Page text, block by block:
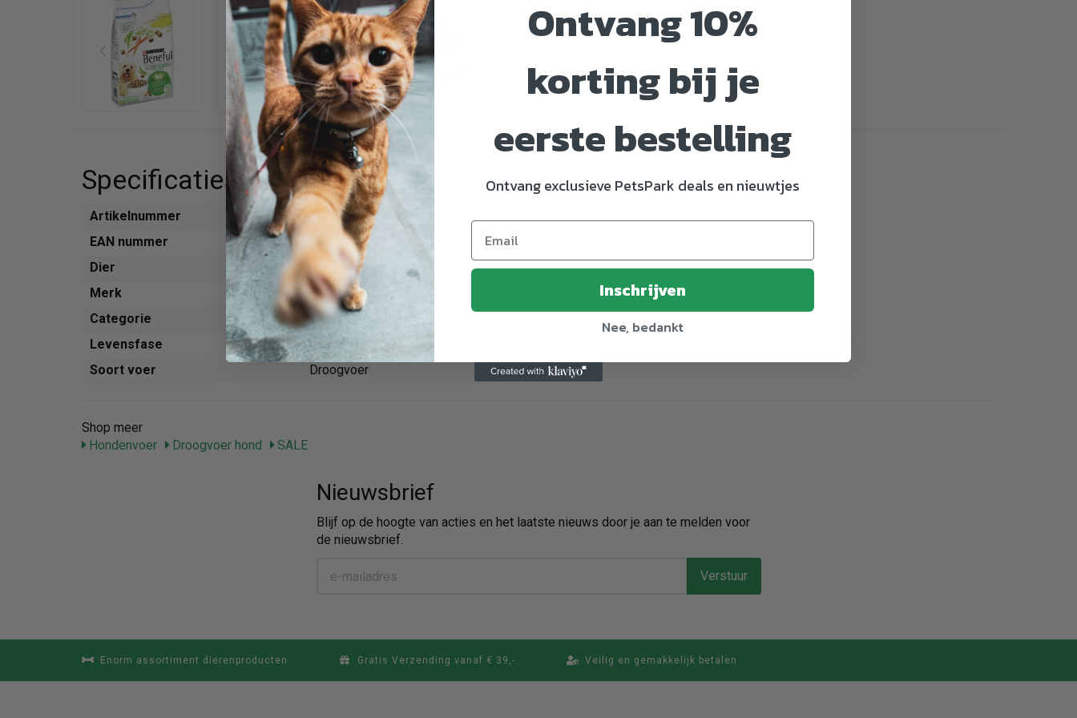
Specificaties
Artikelnummer
703962
EAN nummer
5000161032181
Dier
Hond
Merk
Beneful
Categorie
Voer
Levensfase
Volwassen
Soort voer
Droogvoer
Shop meer
Hondenvoer
Droogvoer hond SALE
Nieuwsbrief
Blijf op de hoogte van acties en het laatste nieuws door je aan te melden voor
de nieuwsbrief.
Verstuur
Enorm assortiment dierenproducten Gratis Verzending vanaf € 39,- Veilig en gemakkelijk betalen
Ontvang 10%
korting bij je
eerste bestelling
Ontvang exclusieve PetsPark deals en nieuwtjes
Inschrijven
Nee, bedankt